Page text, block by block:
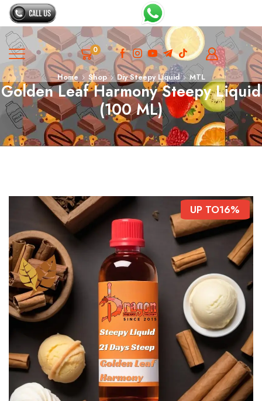
0
Home Shop Diy Steepy Liquid MTL
Golden Leaf Harmony Steepy Liquid
(100 ML)
UP TO16%